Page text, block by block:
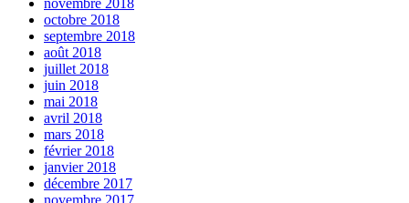
octobre 2018
septembre 2018
août 2018
juillet 2018
juin 2018
mai 2018
avril 2018
mars 2018
février 2018
janvier 2018
décembre 2017
novembre 2017